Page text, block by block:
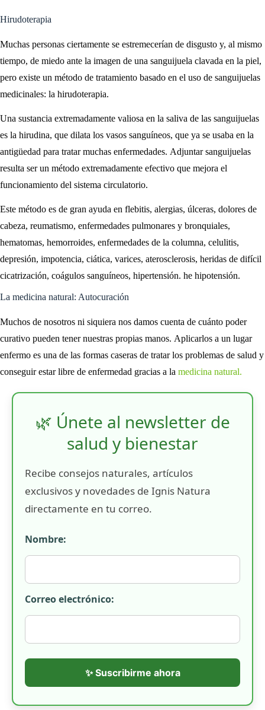
Hirudoterapia
Muchas personas ciertamente se estremecerían de disgusto y, al mismo
tiempo, de miedo ante la imagen de una sanguijuela clavada en la piel,
pero existe un método de tratamiento basado en el uso de sanguijuelas
medicinales: la hirudoterapia.
Una sustancia extremadamente valiosa en la saliva de las sanguijuelas
es la hirudina, que dilata los vasos sanguíneos, que ya se usaba en la
antigüedad para tratar muchas enfermedades. Adjuntar sanguijuelas
resulta ser un método extremadamente efectivo que mejora el
funcionamiento del sistema circulatorio.
Este método es de gran ayuda en flebitis, alergias, úlceras, dolores de
cabeza, reumatismo, enfermedades pulmonares y bronquiales,
hematomas, hemorroides, enfermedades de la columna, celulitis,
depresión, impotencia, ciática, varices, aterosclerosis, heridas de difícil
cicatrización, coágulos sanguíneos, hipertensión. he hipotensión.
La medicina natural: Autocuración
Muchos de nosotros ni siquiera nos damos cuenta de cuánto poder
curativo pueden tener nuestras propias manos. Aplicarlos a un lugar
enfermo es una de las formas caseras de tratar los problemas de salud y
conseguir estar libre de enfermedad gracias a la medicina natural.
🌿 Únete al newsletter de
salud y bienestar
Recibe consejos naturales, artículos
exclusivos y novedades de Ignis Natura
directamente en tu correo.
Nombre:
Correo electrónico:
✨ Suscribirme ahora